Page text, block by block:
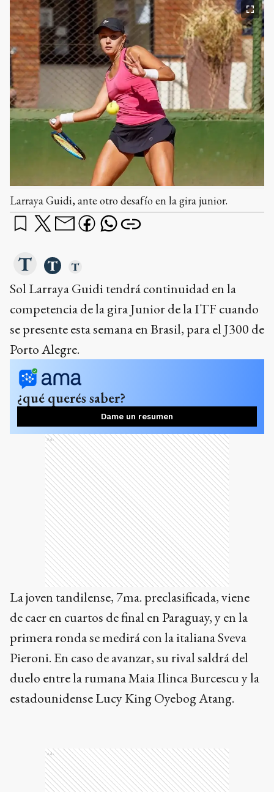
Larraya Guidi, ante otro desafío en la gira junior.
Sol Larraya Guidi tendrá continuidad en la
competencia de la gira Junior de la ITF cuando
se presente esta semana en Brasil, para el J300 de
Porto Alegre.
¿qué querés saber?
Dame un resumen
Ads
La joven tandilense, 7ma. preclasificada, viene
de caer en cuartos de final en Paraguay, y en la
primera ronda se medirá con la italiana Sveva
Pieroni. En caso de avanzar, su rival saldrá del
duelo entre la rumana Maia Ilinca Burcescu y la
estadounidense Lucy King Oyebog Atang.
Ads